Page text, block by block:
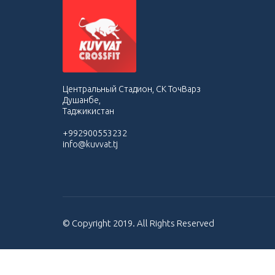
Центральный Стадион, СК ТочВарз
Душанбе,
Таджикистан
+992900553232
info@kuvvat.tj
© Copyright 2019. All Rights Reserved